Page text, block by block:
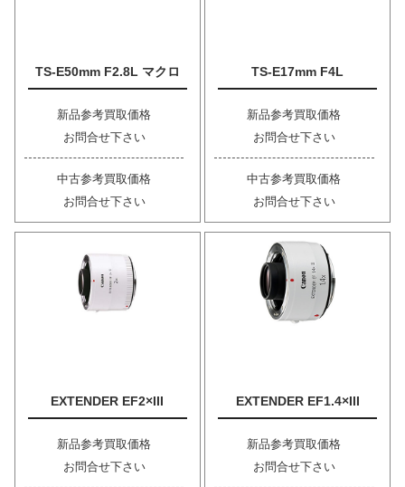
TS-E50mm F2.8L マクロ
新品参考買取価格
お問合せ下さい
中古参考買取価格
お問合せ下さい
TS-E17mm F4L
新品参考買取価格
お問合せ下さい
中古参考買取価格
お問合せ下さい
EXTENDER EF2×III
新品参考買取価格
お問合せ下さい
EXTENDER EF1.4×III
新品参考買取価格
お問合せ下さい